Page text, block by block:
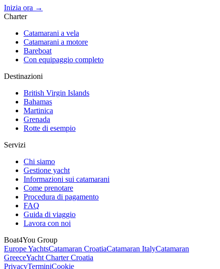
Inizia ora →
Charter
Catamarani a vela
Catamarani a motore
Bareboat
Con equipaggio completo
Destinazioni
British Virgin Islands
Bahamas
Martinica
Grenada
Rotte di esempio
Servizi
Chi siamo
Gestione yacht
Informazioni sui catamarani
Come prenotare
Procedura di pagamento
FAQ
Guida di viaggio
Lavora con noi
Boat4You Group
Europe YachtsCatamaran CroatiaCatamaran ItalyCatamaran
GreeceYacht Charter Croatia
PrivacyTerminiCookie